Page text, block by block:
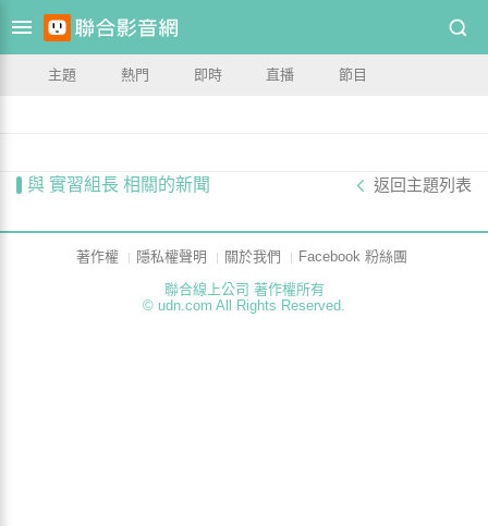
主題 熱門 即時 直播 節目
與 實習組長 相關的新聞 返回主題列表
著作權 隱私權聲明 關於我們
Facebook 粉絲團
聯合線上公司 著作權所有
© udn.com All Rights Reserved.